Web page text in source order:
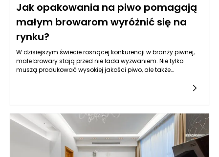
Jak opakowania na piwo pomagają
małym browarom wyróżnić się na
rynku?
W dzisiejszym świecie rosnącej konkurencji w branży piwnej,
małe browary stają przed nie lada wyzwaniem. Nie tylko
muszą produkować wysokiej jakości piwo, ale także
mogą sprawić, że małe browary będą się wyróżniać w tłumie,
co w efekcie może przyczynić się do ich sukcesu na rynku.
Warto zrozumieć, jakie aspekty opakowań są najważniejsze i
jak mogą one wpływać na decyzje zakupowe konsumentów.